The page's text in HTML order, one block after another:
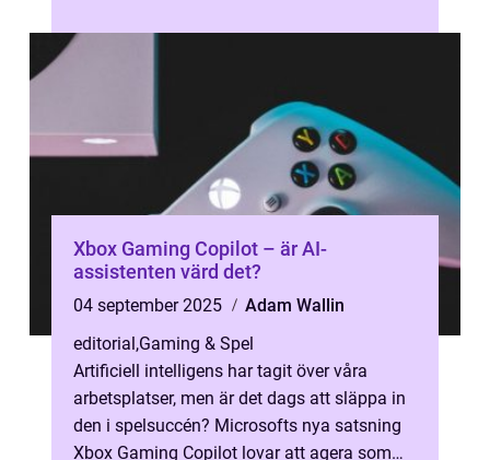
Xbox Gaming Copilot – är AI-
assistenten värd det?
04 september 2025
Adam Wallin
editorial,Gaming & Spel
Artificiell intelligens har tagit över våra
arbetsplatser, men är det dags att släppa in
den i spelsuccén? Microsofts nya satsning
Xbox Gaming Copilot lovar att agera som